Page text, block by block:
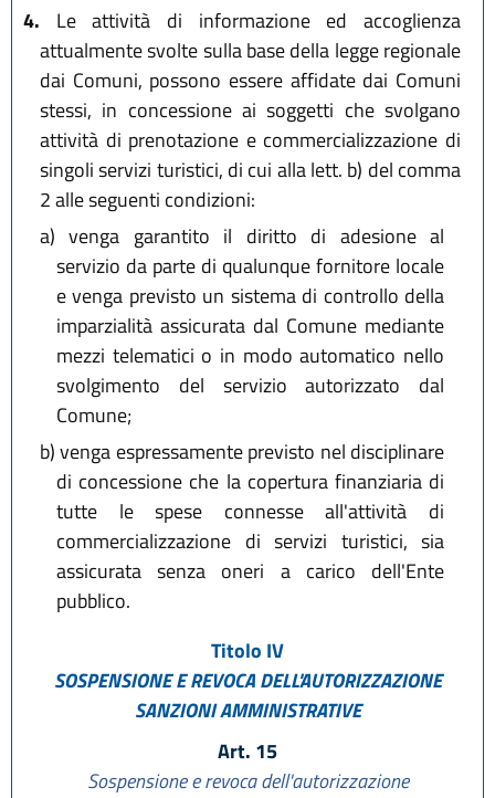
4. Le attività di informazione ed accoglienza
attualmente svolte sulla base della legge regionale
dai Comuni, possono essere affidate dai Comuni
stessi, in concessione ai soggetti che svolgano
attività di prenotazione e commercializzazione di
singoli servizi turistici, di cui alla lett. b) del comma
2 alle seguenti condizioni:
a) venga garantito il diritto di adesione al
servizio da parte di qualunque fornitore locale
e venga previsto un sistema di controllo della
imparzialità assicurata dal Comune mediante
mezzi telematici o in modo automatico nello
svolgimento del servizio autorizzato dal
Comune;
b)venga espressamente previsto nel disciplinare
di concessione che la copertura finanziaria di
tutte le spese connesse all'attività di
commercializzazione di servizi turistici, sia
assicurata senza oneri a carico dell'Ente
pubblico.
Titolo IV
SOSPENSIONE E REVOCA DELL'AUTORIZZAZIONE
SANZIONI AMMINISTRATIVE
Art. 15
Sospensione e revoca dell'autorizzazione